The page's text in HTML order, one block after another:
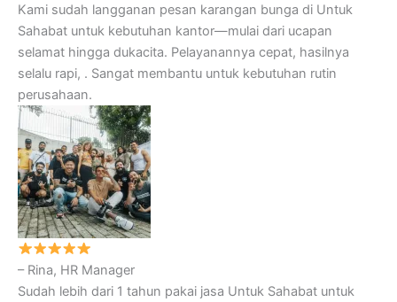
Kami sudah langganan pesan karangan bunga di Untuk
Sahabat untuk kebutuhan kantor—mulai dari ucapan
selamat hingga dukacita. Pelayanannya cepat, hasilnya
selalu rapi, . Sangat membantu untuk kebutuhan rutin
perusahaan.
– Rina, HR Manager
Sudah lebih dari 1 tahun pakai jasa Untuk Sahabat untuk